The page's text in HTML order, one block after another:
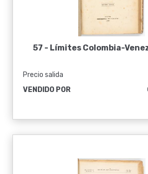
57 - Límites Colombia-
Precio salida
VENDIDO POR